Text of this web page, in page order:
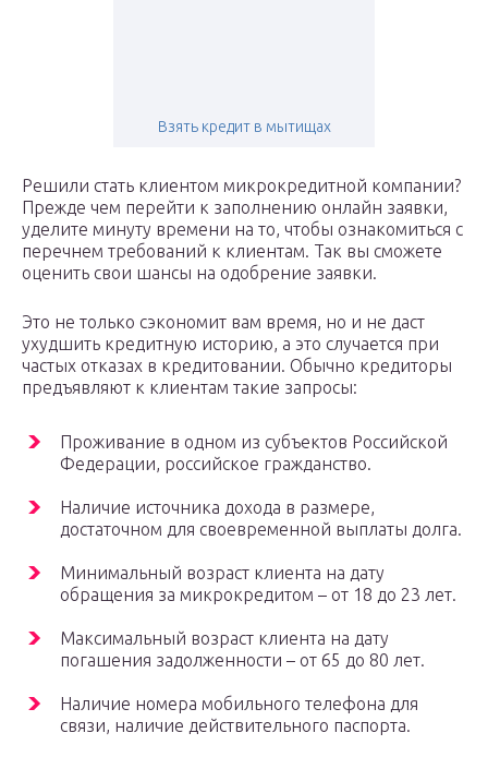
Взять кредит в мытищах
Решили стать клиентом микрокредитной компании?
Прежде чем перейти к заполнению онлайн заявки,
уделите минуту времени на то, чтобы ознакомиться с
перечнем требований к клиентам. Так вы сможете
оценить свои шансы на одобрение заявки.
Это не только сэкономит вам время, но и не даст
ухудшить кредитную историю, а это случается при
частых отказах в кредитовании. Обычно кредиторы
предъявляют к клиентам такие запросы:
Проживание в одном из субъектов Российской
Федерации, российское гражданство.
Наличие источника дохода в размере,
достаточном для своевременной выплаты долга.
Минимальный возраст клиента на дату
обращения за микрокредитом – от 18 до 23 лет.
Максимальный возраст клиента на дату
погашения задолженности – от 65 до 80 лет.
Наличие номера мобильного телефона для
связи, наличие действительного паспорта.